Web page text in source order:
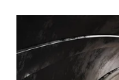
MAJALENGKA
SUBANG